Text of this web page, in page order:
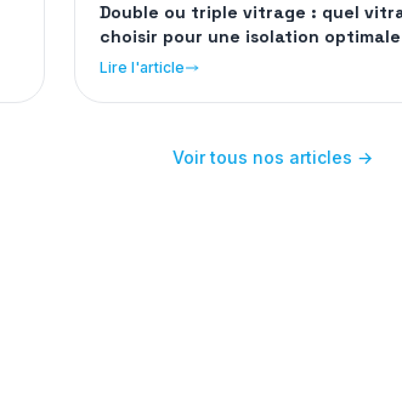
Double ou triple vitrage : quel
choisir pour une isolation optimale
Lire l'article
Voir tous nos articles →